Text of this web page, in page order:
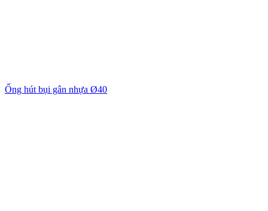
Ống hút bụi gân nhựa Ø40